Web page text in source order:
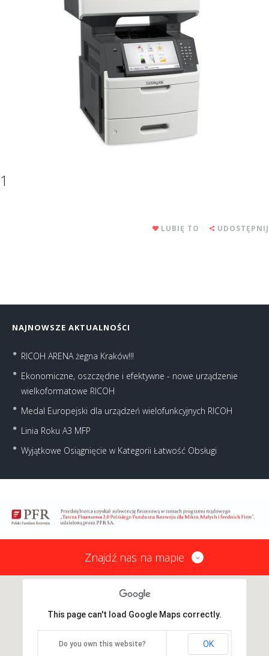
1
LUBIĘ TO UDOSTĘPNIJ
NAJNOWSZE AKTUALNOŚCI
RICOH ARENA żegna Kraków!!!
Ekonomiczne, oszczędne i efektywne - nowe urządzenie
wielkoformatowe RICOH
Medal Europejski dla urządzeń wielofunkcyjnych RICOH
Linia Roku A3 MFP
Wyjątkowe Osiągnięcie w Kategorii Łatwość Obsługi
Znajdź nas na mapie
This page can't load Google Maps correctly.
Do you own this website? OK